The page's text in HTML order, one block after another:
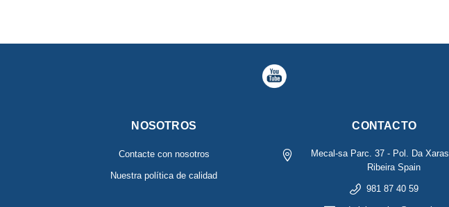
NOSOTROS
Contacte con nosotros
Nuestra política de calidad
CONTACTO
Mecal-sa Parc. 37 - Pol. Da Xaras
Ribeira Spain
981 87 40 59